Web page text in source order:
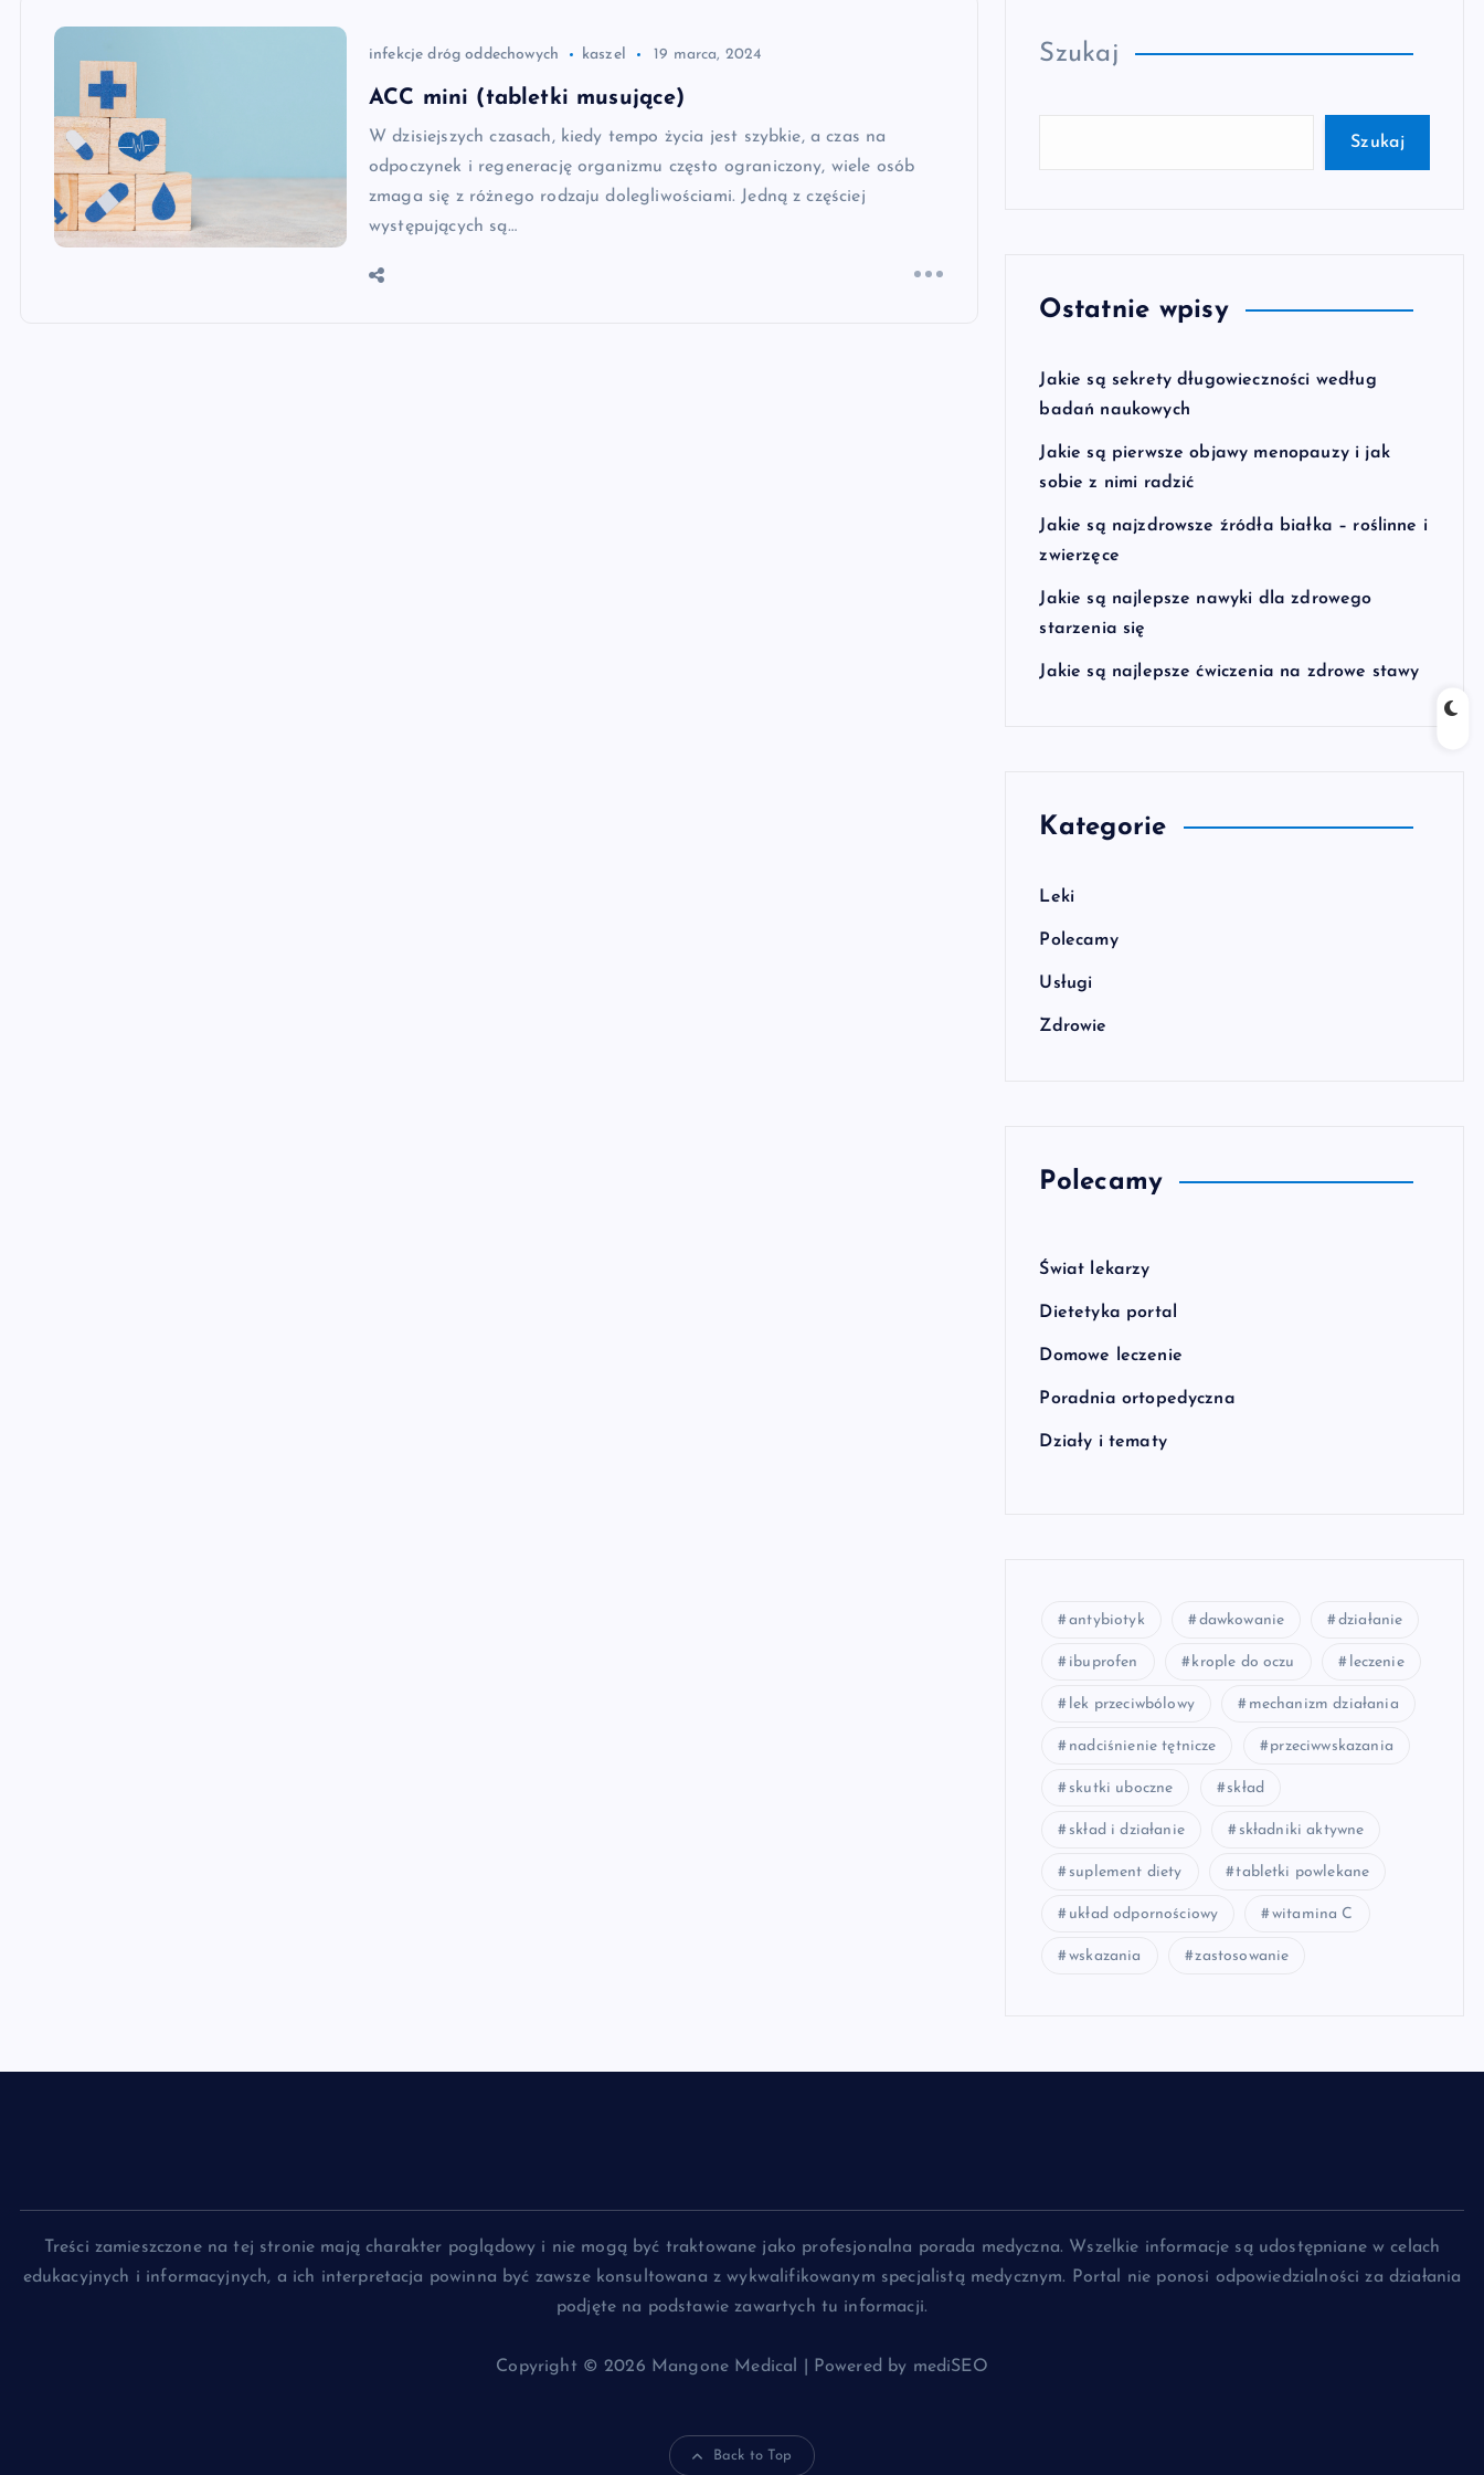
infekcje dróg oddechowych kaszel 19 marca, 2024
ACC mini (tabletki musujące)
W dzisiejszych czasach, kiedy tempo życia jest szybkie, a czas na
odpoczynek i regenerację organizmu często ograniczony, wiele osób
zmaga się z różnego rodzaju dolegliwościami. Jedną z częściej
występujących są…
Szukaj
Szukaj
Ostatnie wpisy
Jakie są sekrety długowieczności według
badań naukowych
Jakie są pierwsze objawy menopauzy i jak
sobie z nimi radzić
Jakie są najzdrowsze źródła białka – roślinne i
zwierzęce
Jakie są najlepsze nawyki dla zdrowego
starzenia się
Jakie są najlepsze ćwiczenia na zdrowe stawy
Kategorie
Leki
Polecamy
Usługi
Zdrowie
Polecamy
Świat lekarzy
Dietetyka portal
Domowe leczenie
Poradnia ortopedyczna
Działy i tematy
antybiotyk dawkowanie działanie
ibuprofen krople do oczu leczenie
lek przeciwbólowy mechanizm działania
nadciśnienie tętnicze przeciwwskazania
skutki uboczne skład
skład i działanie składniki aktywne
suplement diety tabletki powlekane
układ odpornościowy witamina C
wskazania zastosowanie
Treści zamieszczone na tej stronie mają charakter poglądowy i nie mogą być traktowane jako profesjonalna porada medyczna. Wszelkie informacje są udostępniane w celach
edukacyjnych i informacyjnych, a ich interpretacja powinna być zawsze konsultowana z wykwalifikowanym specjalistą medycznym. Portal nie ponosi odpowiedzialności za działania
podjęte na podstawie zawartych tu informacji.
Copyright © 2026 Mangone Medical | Powered by mediSEO
Back to Top